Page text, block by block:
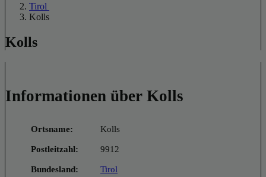
Tirol
Kolls
Kolls
Informationen über Kolls
Ortsname: Kolls
Postleitzahl: 9912
Bundesland: Tirol